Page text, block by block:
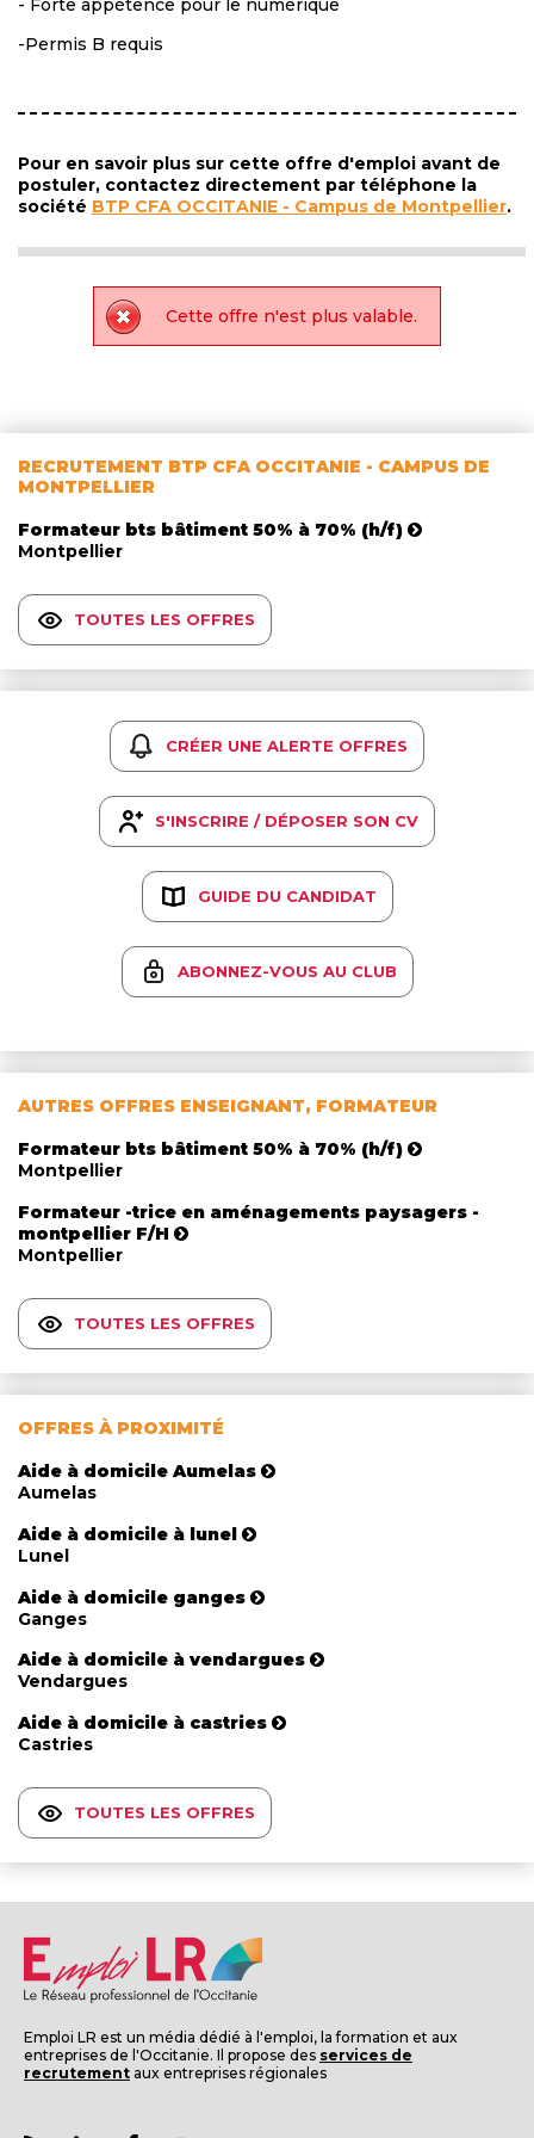
- Forte appétence pour le numérique
-Permis B requis
Pour en savoir plus sur cette offre d'emploi avant de
postuler, contactez directement par téléphone la
société BTP CFA OCCITANIE - Campus de Montpellier.
Cette offre n'est plus valable.
RECRUTEMENT BTP CFA OCCITANIE - CAMPUS DE
MONTPELLIER
Formateur bts bâtiment 50% à 70% (h/f)
Montpellier
TOUTES LES OFFRES
CRÉER UNE ALERTE OFFRES
S'INSCRIRE / DÉPOSER SON CV
GUIDE DU CANDIDAT
ABONNEZ-VOUS AU CLUB
AUTRES OFFRES ENSEIGNANT, FORMATEUR
Formateur bts bâtiment 50% à 70% (h/f)
Montpellier
Formateur -trice en aménagements paysagers -
montpellier F/H
Montpellier
TOUTES LES OFFRES
OFFRES À PROXIMITÉ
Aide à domicile Aumelas
Aumelas
Aide à domicile à lunel
Lunel
Aide à domicile ganges
Ganges
Aide à domicile à vendargues
Vendargues
Aide à domicile à castries
Castries
TOUTES LES OFFRES
Emploi LR est un média dédié à l'emploi, la formation et aux
entreprises de l'Occitanie. Il propose des services de
recrutement aux entreprises régionales